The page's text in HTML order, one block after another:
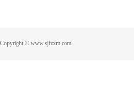
Copyright © www.sjfzxm.com